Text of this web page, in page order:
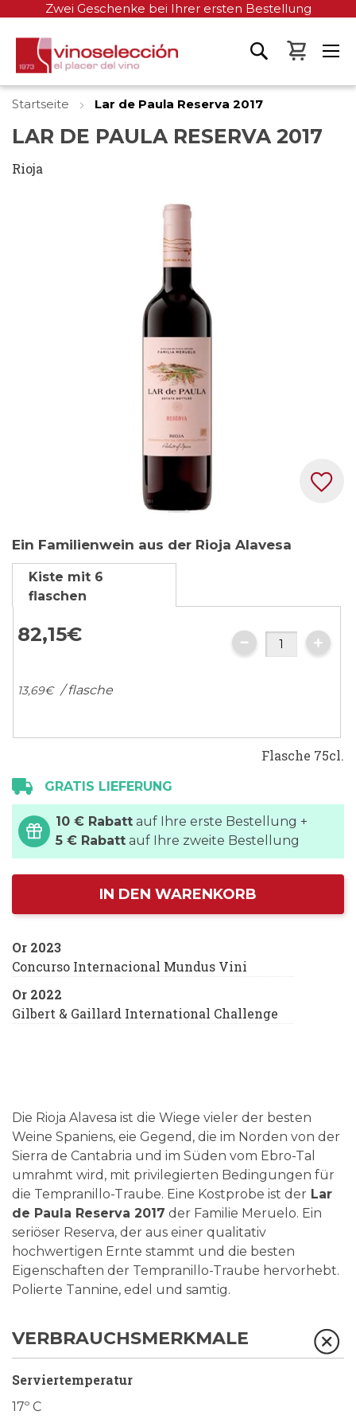
Zwei Geschenke bei Ihrer ersten Bestellung
Mein
Startseite Lar de Paula Reserva 2017
LAR DE PAULA RESERVA 2017
Rioja
Anfang
der
Bildgalerie
springen
Ein Familienwein aus der Rioja Alavesa
Kiste mit 6
flaschen
82,15€
13,69€ / flasche
Flasche 75cl.
GRATIS LIEFERUNG
10 € Rabatt auf Ihre erste Bestellung +
5 € Rabatt auf Ihre zweite Bestellung
IN DEN WARENKORB
Or 2023
Concurso Internacional Mundus Vini
Or 2022
Gilbert & Gaillard International Challenge
Die Rioja Alavesa ist die Wiege vieler der besten
Weine Spaniens, eie Gegend, die im Norden von der
Sierra de Cantabria und im Süden vom Ebro-Tal
umrahmt wird, mit privilegierten Bedingungen für
die Tempranillo-Traube. Eine Kostprobe ist der Lar
de Paula Reserva 2017 der Familie Meruelo. Ein
seriöser Reserva, der aus einer qualitativ
hochwertigen Ernte stammt und die besten
Eigenschaften der Tempranillo-Traube hervorhebt.
Polierte Tannine, edel und samtig.
VERBRAUCHSMERKMALE
Serviertemperatur
17º C